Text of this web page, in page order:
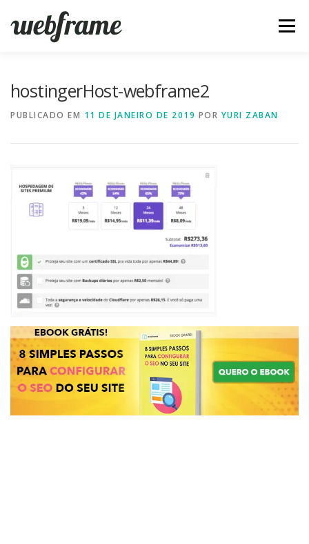
para
Menu
hostingerHost-webframe2
PUBLICADO EM 11 DE JANEIRO DE 2019 POR YURI ZABAN